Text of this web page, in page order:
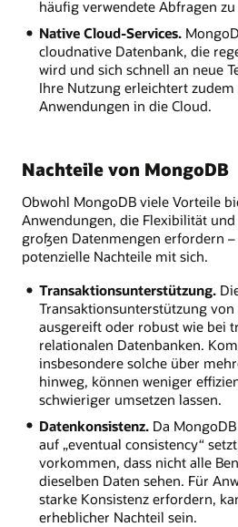
häufig verwendete Abfragen
Native Cloud-Services.
cloudnative Datenbank, die
wird und sich schnell an neue
Ihre Nutzung erleichtert
Anwendungen in die Cloud.
Nachteile von MongoDB
Obwohl MongoDB viele Vorteile
Anwendungen, die Flexibilität
großen Datenmengen erfordern
potenzielle Nachteile mit sich.
Transaktionsunterstützung.
Transaktionsunterstützung
ausgereift oder robust wie bei
relationalen Datenbanken.
insbesondere solche über
hinweg, können weniger
schwieriger umsetzen lassen.
Datenkonsistenz.Da MongoDB
auf „eventual consistency“
vorkommen, dass nicht alle
dieselben Daten sehen. Für
starke Konsistenz erfordern,
erheblicher Nachteil sein.